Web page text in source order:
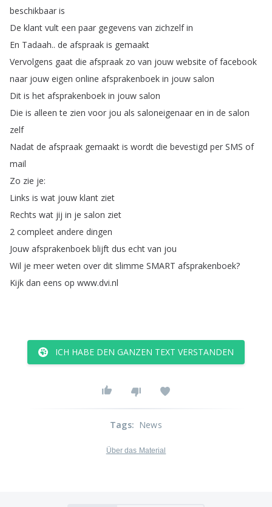
beschikbaar is
De klant vult een paar gegevens van zichzelf in
En Tadaah.. de afspraak is gemaakt
Vervolgens gaat die afspraak zo van jouw website of facebook
naar jouw eigen online afsprakenboek in jouw salon
Dit is het afsprakenboek in jouw salon
Die is alleen te zien voor jou als saloneigenaar en in de salon
zelf
Nadat de afspraak gemaakt is wordt die bevestigd per SMS of
mail
Zo zie je:
Links is wat jouw klant ziet
Rechts wat jij in je salon ziet
2 compleet andere dingen
Jouw afsprakenboek blijft dus echt van jou
Wil je meer weten over dit slimme SMART afsprakenboek?
Kijk dan eens op www.dvi.nl
ICH HABE DEN GANZEN TEXT VERSTANDEN
Tags: News
Über das Material